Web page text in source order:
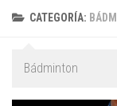
CATEGORÍA:
Bádminton